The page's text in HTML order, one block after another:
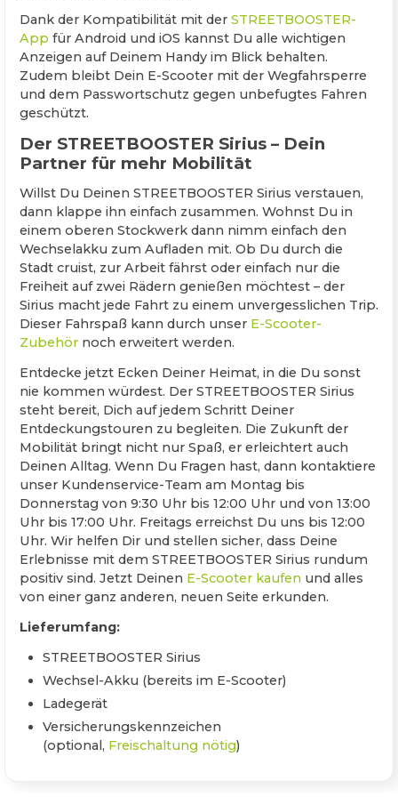
Dank der Kompatibilität mit der STREETBOOSTER-
App für Android und iOS kannst Du alle wichtigen
Anzeigen auf Deinem Handy im Blick behalten.
Zudem bleibt Dein E-Scooter mit der Wegfahrsperre
und dem Passwortschutz gegen unbefugtes Fahren
geschützt.
Der STREETBOOSTER Sirius – Dein
Partner für mehr Mobilität
Willst Du Deinen STREETBOOSTER Sirius verstauen,
dann klappe ihn einfach zusammen. Wohnst Du in
einem oberen Stockwerk dann nimm einfach den
Wechselakku zum Aufladen mit. Ob Du durch die
Stadt cruist, zur Arbeit fährst oder einfach nur die
Freiheit auf zwei Rädern genießen möchtest – der
Sirius macht jede Fahrt zu einem unvergesslichen Trip.
Dieser Fahrspaß kann durch unser E-Scooter-
Zubehör noch erweitert werden.
Entdecke jetzt Ecken Deiner Heimat, in die Du sonst
nie kommen würdest. Der STREETBOOSTER Sirius
steht bereit, Dich auf jedem Schritt Deiner
Entdeckungstouren zu begleiten. Die Zukunft der
Mobilität bringt nicht nur Spaß, er erleichtert auch
Deinen Alltag. Wenn Du Fragen hast, dann kontaktiere
unser Kundenservice-Team am Montag bis
Donnerstag von 9:30 Uhr bis 12:00 Uhr und von 13:00
Uhr bis 17:00 Uhr. Freitags erreichst Du uns bis 12:00
Uhr. Wir helfen Dir und stellen sicher, dass Deine
Erlebnisse mit dem STREETBOOSTER Sirius rundum
positiv sind. Jetzt Deinen E-Scooter kaufen und alles
von einer ganz anderen, neuen Seite erkunden.
Lieferumfang:
STREETBOOSTER Sirius
Wechsel-Akku (bereits im E-Scooter)
Ladegerät
Versicherungskennzeichen
(optional, Freischaltung nötig)